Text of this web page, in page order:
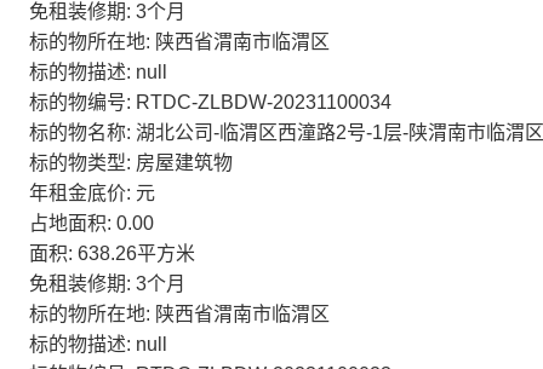
免租装修期: 3个月
标的物所在地: 陕西省渭南市临渭区
标的物描述: null
标的物编号: RTDC-ZLBDW-20231100034
标的物名称: 湖北公司-临渭区西潼路2号-1层-陕渭南市临渭
标的物类型: 房屋建筑物
年租金底价: 元
占地面积: 0.00
面积: 638.26平方米
免租装修期: 3个月
标的物所在地: 陕西省渭南市临渭区
标的物描述: null